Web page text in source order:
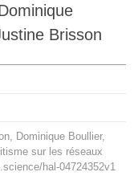
Brisson
Dominique Boullier,
sur les réseaux
hal-04724352v1